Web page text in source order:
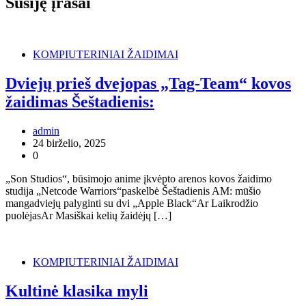
KOMPIUTERINIAI ŽAIDIMAI
Dviejų prieš dvejopas „Tag-Team“ kovos
žaidimas Šeštadienis:
admin
24 birželio, 2025
0
„Son Studios“, būsimojo anime įkvėpto arenos kovos žaidimo
studija „Netcode Warriors“paskelbė Šeštadienis AM: mūšio
mangadviejų palyginti su dvi „Apple Black“Ar Laikrodžio
puolėjasAr Masiškai kelių žaidėjų […]
KOMPIUTERINIAI ŽAIDIMAI
Kultinė klasika myli